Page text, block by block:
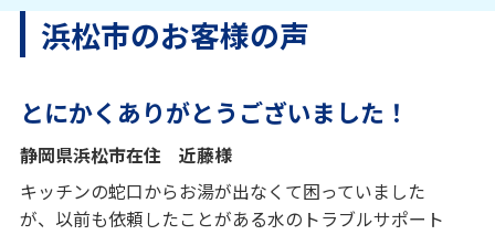
浜松市のお客様の声
とにかくありがとうございました！
静岡県浜松市在住 近藤様
キッチンの蛇口からお湯が出なくて困っていました
が、以前も依頼したことがある水のトラブルサポート